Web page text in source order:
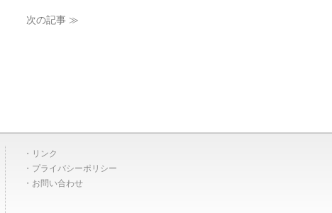
次の記事 ≫
リンク
プライバシーポリシー
お問い合わせ